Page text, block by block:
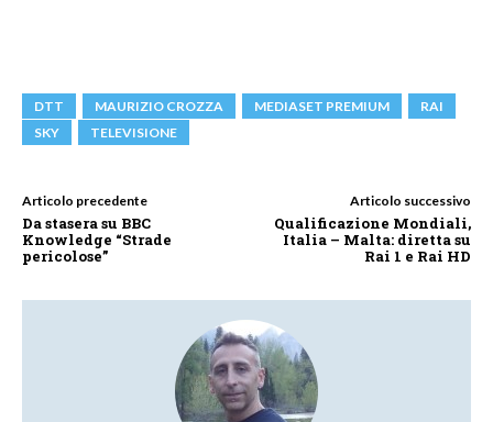
DTT MAURIZIO CROZZA MEDIASET PREMIUM
RAI
SKY
TELEVISIONE
Articolo precedente
Da stasera su BBC
Knowledge “Strade
pericolose”
Articolo successivo
Qualificazione Mondiali,
Italia – Malta: diretta su
Rai 1 e Rai HD